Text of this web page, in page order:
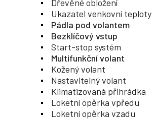
Dřevěné obložení
Ukazatel venkovní teploty
Pádla pod volantem
Bezklíčový vstup
Start-stop systém
Multifunkční volant
Kožený volant
Nastavitelný volant
Klimatizovaná přihrádka
Loketní opěrka vpředu
Loketní opěrka vzadu